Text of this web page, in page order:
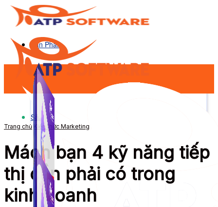
Sản Phẩm
Sản Phẩm
Trang chủ Kiến thức Marketing
Mách bạn 4 kỹ năng tiếp
thị cần phải có trong
kinh doanh